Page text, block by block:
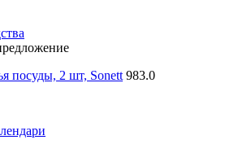
посуды, 2 шт, Sonett 983.0